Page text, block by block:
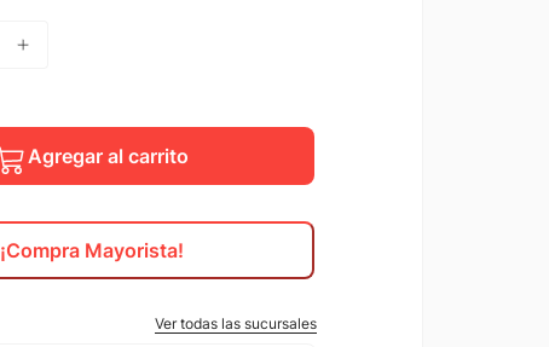
Agregar al carrito
¡Compra Mayorista!
Ver todas las sucursales